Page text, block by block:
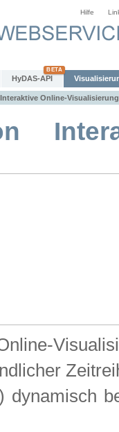
Hilfe
HyDAS-API
Interaktive Online-Visualisierung
dynamisch